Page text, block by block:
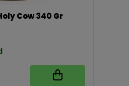
Cow 340 Gr